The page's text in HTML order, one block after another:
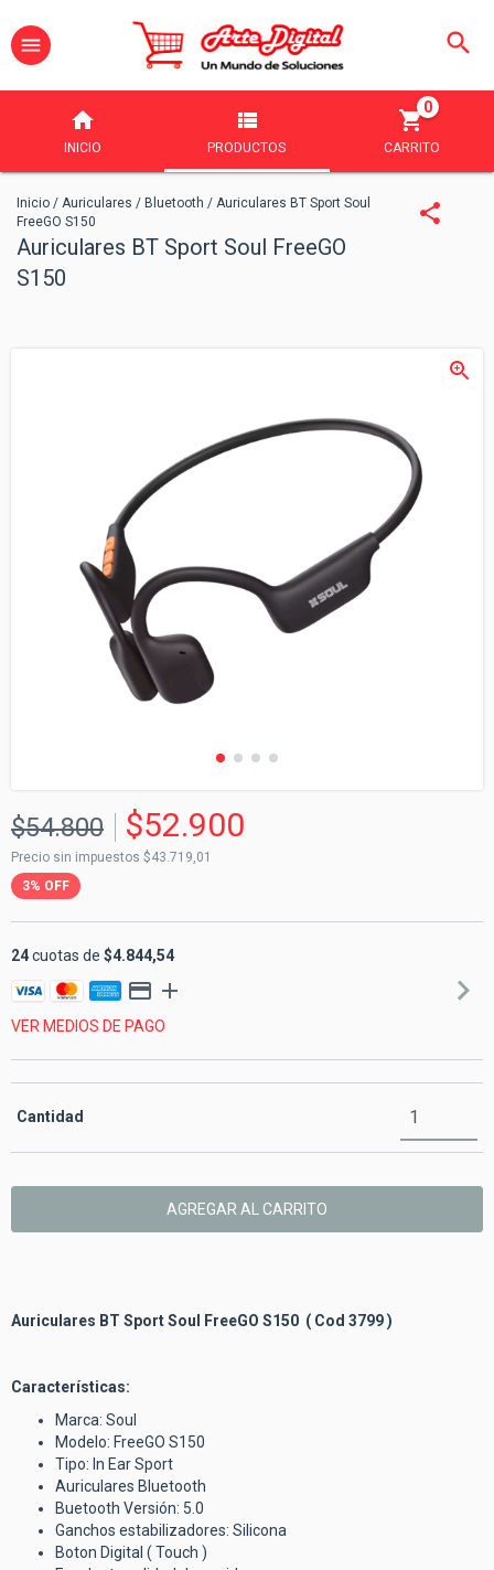
INICIO PRODUCTOS CARRITO
0
Inicio / Auriculares / Bluetooth / Auriculares BT Sport Soul
FreeGO S150
Auriculares BT Sport Soul FreeGO
S150
$54.800 $52.900
Precio sin impuestos $43.719,01
3% OFF
24cuotas de $4.844,54
VER MEDIOS DE PAGO
Cantidad
Auriculares BT Sport Soul FreeGO S150 ( Cod 3799 )
Características:
Marca: Soul
Modelo: FreeGO S150
Tipo: In Ear Sport
Auriculares Bluetooth
Buetooth Versión: 5.0
Ganchos estabilizadores: Silicona
Boton Digital ( Touch )